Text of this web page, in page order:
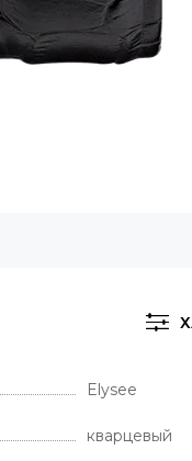
Elysee
кварцевый